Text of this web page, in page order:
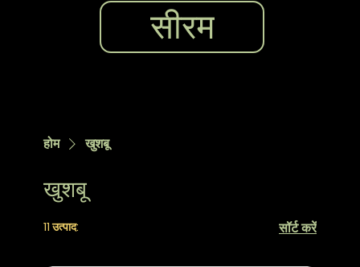
सीरम
होम खुशबू
खुशबू
11 उत्पाद: सॉर्ट करें